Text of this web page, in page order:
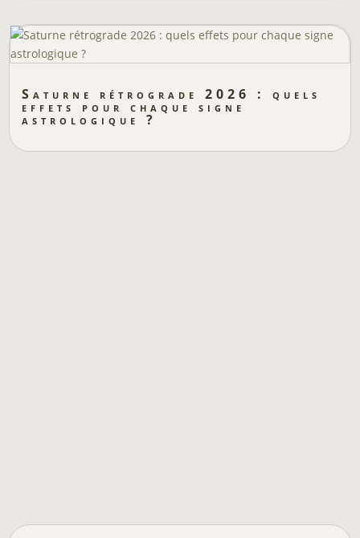
Saturne rétrograde 2026 : quels
effets pour chaque signe
astrologique ?